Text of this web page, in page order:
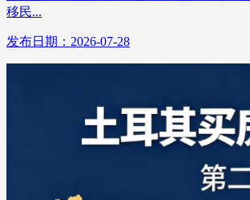
移民...
发布日期：2026-07-28